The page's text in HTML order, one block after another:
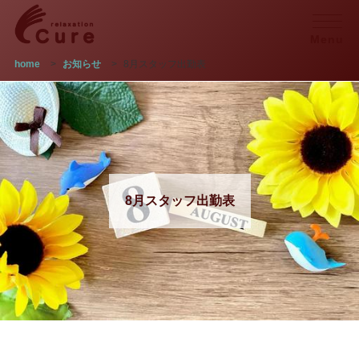
home > お知らせ > 8月スタッフ出勤表
8月スタッフ出勤表